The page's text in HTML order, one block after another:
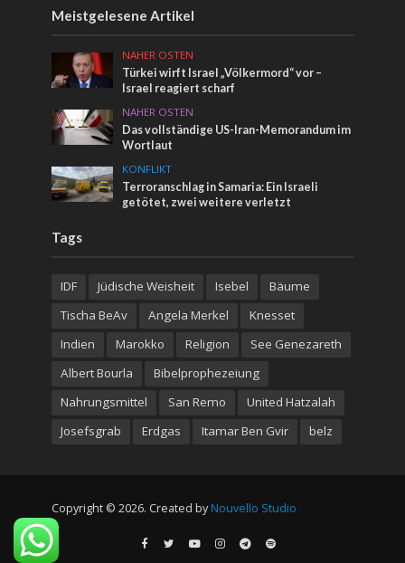
Meistgelesene Artikel
NAHER OSTEN
Türkei wirft Israel „Völkermord“ vor –
Israel reagiert scharf
NAHER OSTEN
Das vollständige US-Iran-Memorandum im
Wortlaut
KONFLIKT
Terroranschlag in Samaria: Ein Israeli
getötet, zwei weitere verletzt
Tags
IDF Jüdische Weisheit Isebel
Bäume
Tischa BeAv
Angela Merkel
Knesset
Indien
Marokko Religion
See Genezareth
Albert Bourla
Bibelprophezeiung
Nahrungsmittel
San Remo
United Hatzalah
Josefsgrab
Erdgas Itamar Ben Gvir belz
Copyright © 2026. Created by Nouvello Studio